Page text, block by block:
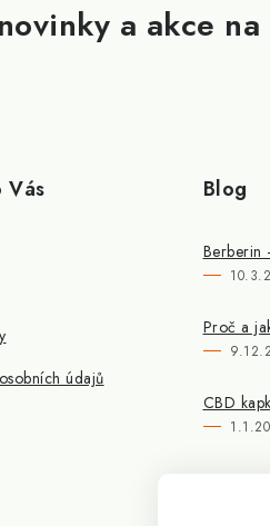
a akce na
Vás
údajů
Blog
Berberin
Proč a
CBD